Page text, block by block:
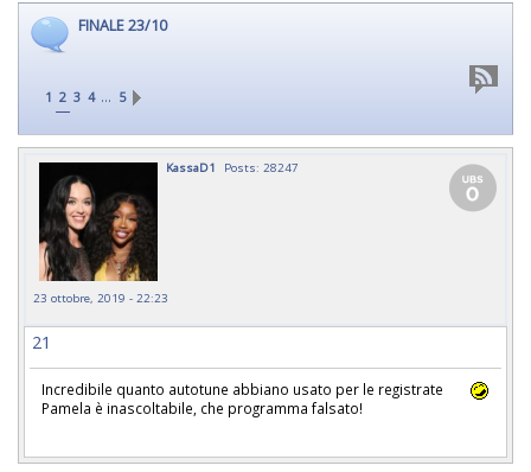
FINALE 23/10
1 2 3 4 … 5
KassaD1 Posts: 28247
23 ottobre, 2019 - 22:23
21
Incredibile quanto autotune abbiano usato per le registrate
Pamela è inascoltabile, che programma falsato!